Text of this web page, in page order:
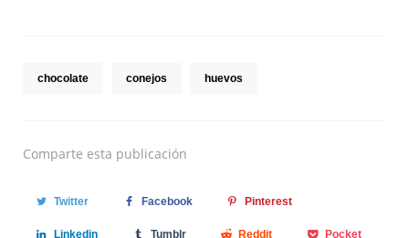
chocolate conejos huevos
Comparte esta publicación
Twitter Facebook Pinterest
Linkedin Tumblr Reddit Pocket